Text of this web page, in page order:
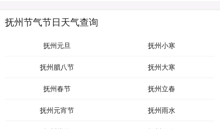
抚州节气节日天气查询
抚州元旦 抚州小寒
抚州腊八节 抚州大寒
抚州春节 抚州立春
抚州元宵节 抚州雨水